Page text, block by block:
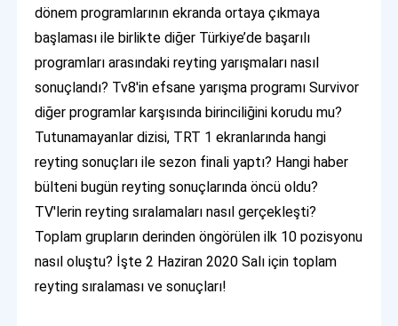
dönem programlarının ekranda ortaya çıkmaya
başlaması ile birlikte diğer Türkiye’de başarılı
programları arasındaki reyting yarışmaları nasıl
sonuçlandı? Tv8'in efsane yarışma programı Survivor
diğer programlar karşısında birinciliğini korudu mu?
Tutunamayanlar dizisi, TRT 1 ekranlarında hangi
reyting sonuçları ile sezon finali yaptı? Hangi haber
bülteni bugün reyting sonuçlarında öncü oldu?
TV'lerin reyting sıralamaları nasıl gerçekleşti?
Toplam grupların derinden öngörülen ilk 10 pozisyonu
nasıl oluştu? İşte 2 Haziran 2020 Salı için toplam
reyting sıralaması ve sonuçları!